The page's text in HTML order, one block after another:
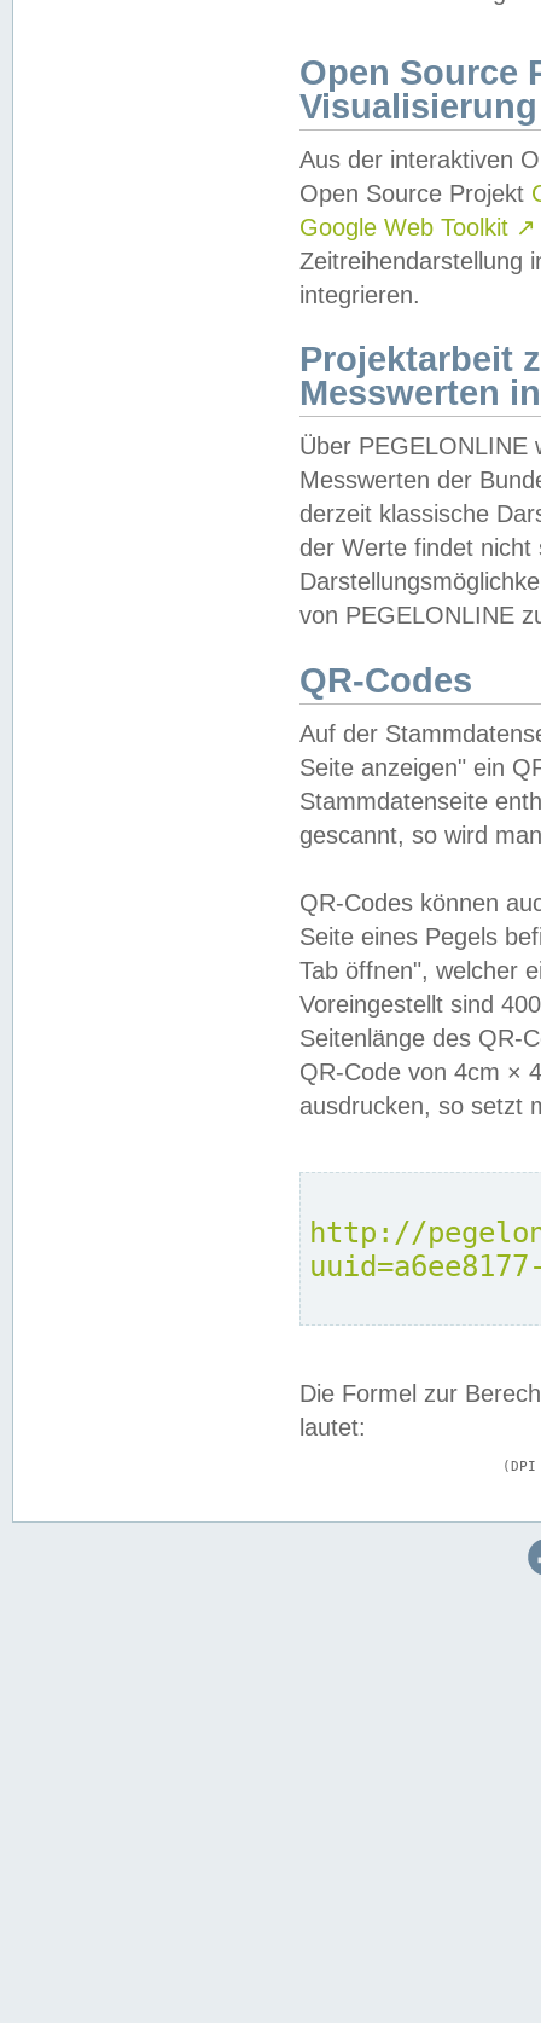
Open Source
Visualisierung
Aus der interaktiven
Open Source Projekt
Google Web Toolkit ↗
Zeitreihendarstellung
integrieren.
Projektarbeit
Messwerten
Über PEGELONLINE
Messwerten der
derzeit klassische
der Werte findet
von PEGELONLINE
QR-Codes
Auf der
Seite anzeigen" ein
Stammdatenseite
gescannt, so wird
QR-Codes können
Seite eines Pegels
Tab öffnen", welcher
Voreingestellt sind
Seitenlänge des QR-
QR-Code von 4cm ×
ausdrucken, so setzt
http://
Die Formel zur
lautet: